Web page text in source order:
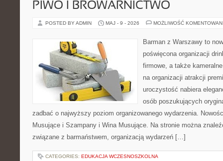
PIWO I BROWARNICTWO
POSTED BY ADMIN MAJ - 9 - 2026 MOŻLIWOŚĆ
Barman z Warszawy to
poświęcona organizacji
firmowe, a także
na organizacji atrakcji
uroczystość nabiera
osób poszukujących
zadbać o najwyższy poziom organizowanego wydarzenia.
Musujące i Szampany i Wina Musujące. Na stronie można
związane z barmaństwem, organizacją wydarzeń […]
CATEGORIES: EDUKACJA WCZESNOSZKOLNA